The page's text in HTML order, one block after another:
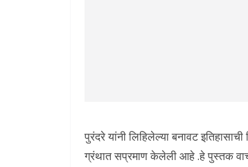
पुरंदरे यांनी लिहिलेल्या बनावट
ग्रंथात सप्रमाण केलेली आहे .हे पुस्तक